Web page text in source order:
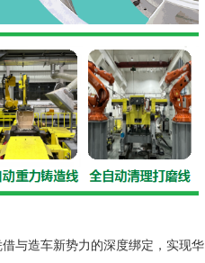
与造车新势力的深度绑定，实现华